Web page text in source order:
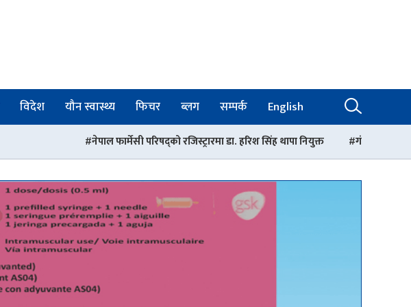
विदेश यौन स्वास्थ्य फिचर ब्लग सम्पर्क English
नेपाल फार्मेसी परिषद्को रजिस्ट्रारमा डा. हरिश सिंह थापा नियुक्त गंगालाल अस्पतालको निर्देशकमा डा.